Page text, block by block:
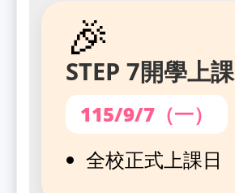
🎉
STEP 7開學上課
115/9/7（一）
全校正式上課日